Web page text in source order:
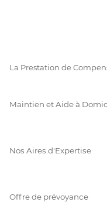
La Prestation de
Maintien et Aide à
Nos Aires d'Expertise
Offre de prévoyance